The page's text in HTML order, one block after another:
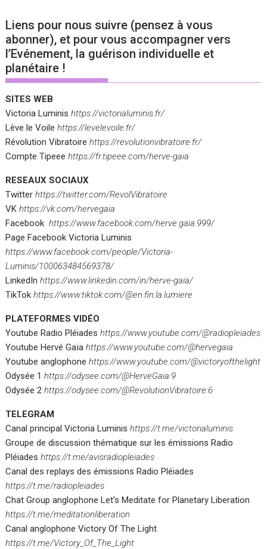
Liens pour nous suivre (pensez à vous
abonner), et pour vous accompagner vers
l’Evénement, la guérison individuelle et
planétaire !
SITES WEB
Victoria Luminishttps://victorialuminis.fr/
Lève le Voilehttps://levelevoile.fr/
Révolution Vibratoirehttps://revolutionvibratoire.fr/
Compte Tipeeehttps://fr.tipeee.com/herve-gaia
RESEAUX SOCIAUX
Twitterhttps://twitter.com/RevolVibratoire
VKhttps://vk.com/hervegaia
Facebookhttps://www.facebook.com/herve.gaia.999/
Page Facebook Victoria Luminis
https://www.facebook.com/people/Victoria-
Luminis/100063484569378/
LinkedInhttps://www.linkedin.com/in/herve-gaia/
TikTokhttps://www.tiktok.com/@en.fin.la.lumiere
PLATEFORMES VIDÉO
Youtube Radio Pléiadeshttps://www.youtube.com/@radiopleiades
Youtube Hervé Gaïahttps://www.youtube.com/@hervegaia
Youtube anglophonehttps://www.youtube.com/@victoryofthelight
Odysée 1https://odysee.com/@HerveGaia:9
Odysée 2https://odysee.com/@RevolutionVibratoire:6
TELEGRAM
Canal principal Victoria Luminishttps://t.me/victorialuminis
Groupe de discussion thématique sur les émissions Radio
Pléiadeshttps://t.me/avisradiopleiades
Canal des replays des émissions Radio Pléiades
https://t.me/radiopleiades
Chat Group anglophone Let’s Meditate for Planetary Liberation
https://t.me/meditationliberation
Canal anglophone Victory Of The Light
https://t.me/Victory_Of_The_Light